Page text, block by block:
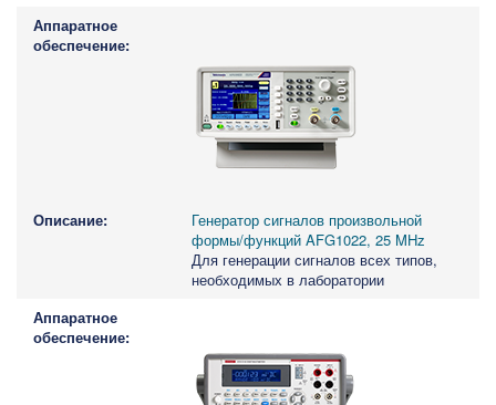
Генератор сигналов произвольной
формы/функций AFG1022, 25 MHz
Для генерации сигналов всех типов,
необходимых в лаборатории